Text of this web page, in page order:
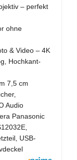
– perfekt
ohne
& Video – 4K
Hochkant-
7,5 cm
Audio
Panasonic
USB-